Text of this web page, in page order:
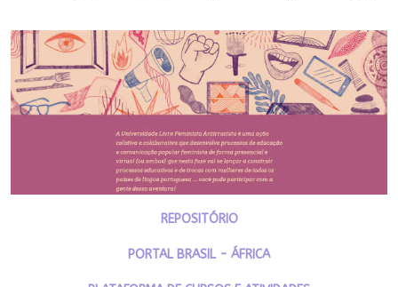
REPOSITÓRIO
PORTAL BRASIL - ÁFRICA